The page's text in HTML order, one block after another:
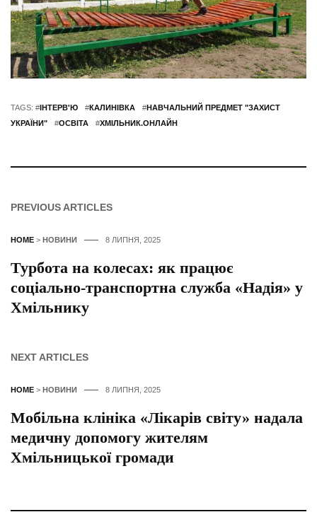
TAGS: #ІНТЕРВ'Ю #КАЛИНІВКА #НАВЧАЛЬНИЙ ПРЕДМЕТ "ЗАХИСТ
УКРАЇНИ"
#ОСВІТА #ХМІЛЬНИК.ОНЛАЙН
PREVIOUS ARTICLES
HOME > НОВИНИ 8 ЛИПНЯ, 2025
Турбота на колесах: як працює
соціально-транспортна служба «Надія» у
Хмільнику
NEXT ARTICLES
HOME > НОВИНИ 8 ЛИПНЯ, 2025
Мобільна клініка «Лікарів світу» надала
медичну допомогу жителям
Хмільницької громади